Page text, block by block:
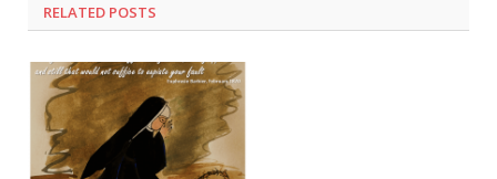
RELATED POSTS